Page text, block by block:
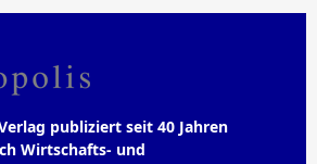
publiziert seit 40 Jahren
Wirtschafts- und